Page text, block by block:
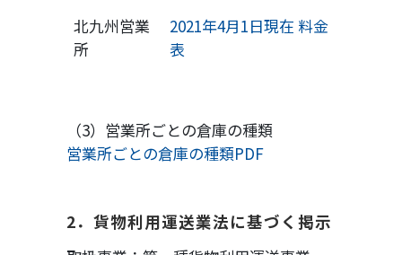
北九州営業
所
2021年4月1日現在 料金
表
（3）営業所ごとの倉庫の種類
営業所ごとの倉庫の種類PDF
2．貨物利用運送業法に基づく掲示